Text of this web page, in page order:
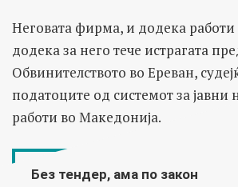
Неговата фирма, и додека работи
додека за него тече истрагата
Обвинителството во Ереван,
податоците од системот за јавни
работи во Македонија.
Без тендер, ама по закон